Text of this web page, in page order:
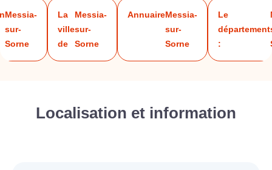
Messia-
sur-
Sorne
La
ville
de
Messia-
sur-
Sorne
AnnuaireMessia-
sur-
Sorne
Le
département
:
Localisation et information